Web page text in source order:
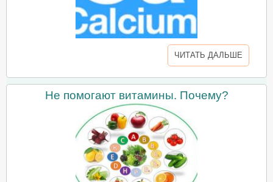
ЧИТАТЬ ДАЛЬШЕ
Не помогают витамины. Почему?